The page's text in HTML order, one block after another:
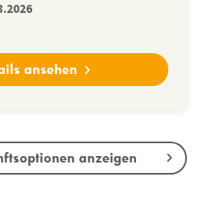
ansehen
anzeigen